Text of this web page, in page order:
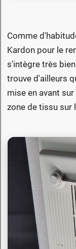
Comme
Kardon pour le
s'intègre très
trouve d'ailleurs
mise en avant
zone de tissu sur